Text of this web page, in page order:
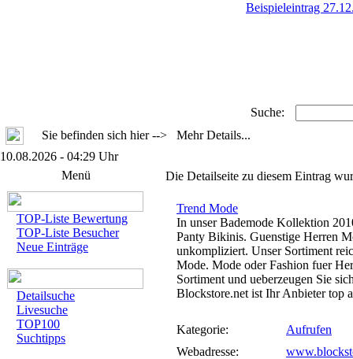
Beispieleintrag
Suche:
Sie befinden sich hier --> Mehr Details...
10.08.2026 - 04:29 Uhr
Menü
TOP-Liste Bewertung
TOP-Liste Besucher
Neue Einträge
Detailsuche
Livesuche
TOP100
Suchtipps
Die Detailseite zu diesem Eintrag
Trend Mode
In unser Bademode Kollektion
Panty Bikinis. Guenstige Herren
unkompliziert. Unser Sortiment
Mode. Mode oder Fashion fuer
Sortiment und ueberzeugen Sie
Blockstore.net ist Ihr Anbieter top
Kategorie:
Aufrufen
Webadresse: